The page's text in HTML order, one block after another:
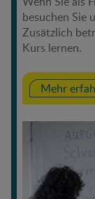
besuchen Sie
Zusätzlich
Kurs lernen.
Mehr